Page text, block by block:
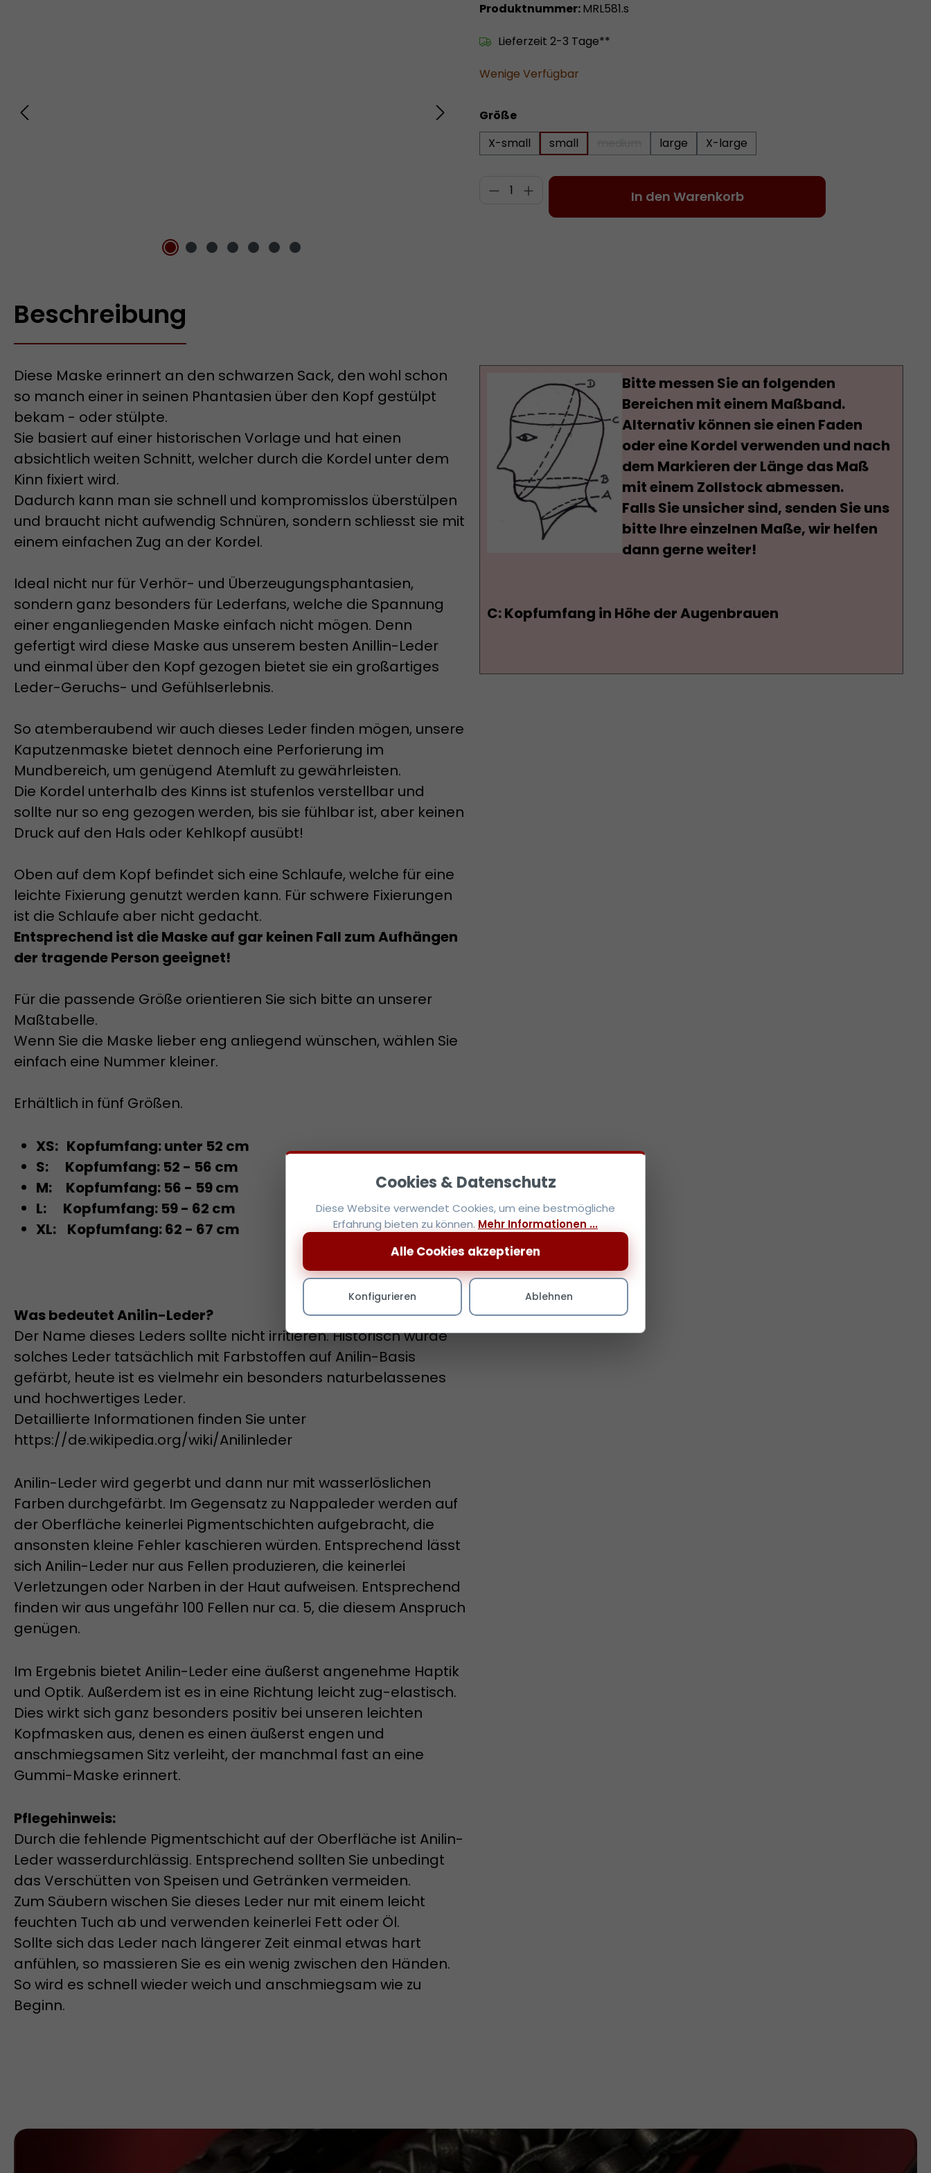
Produktnummer:MRL581.s
Lieferzeit 2-3 Tage**
Wenige Verfügbar
Größeauswählen
X-small
small
(Diese Option ist zurzeit nicht verfügbar.)
large X-large
Produkt Anzahl: Gib den gewünschten Wert ein oder
In den Warenkorb
Beschreibung
Diese Maske erinnert an den schwarzen Sack, den wohl schon
so manch einer in seinen Phantasien über den Kopf gestülpt
bekam - oder stülpte.
Sie basiert auf einer historischen Vorlage und hat einen
absichtlich weiten Schnitt, welcher durch die Kordel unter dem
Kinn fixiert wird.
Dadurch kann man sie schnell und kompromisslos überstülpen
und braucht nicht aufwendig Schnüren, sondern schliesst sie mit
einem einfachen Zug an der Kordel.
Ideal nicht nur für Verhör- und Überzeugungsphantasien,
sondern ganz besonders für Lederfans, welche die Spannung
einer enganliegenden Maske einfach nicht mögen. Denn
gefertigt wird diese Maske aus unserem besten Anillin-Leder
und einmal über den Kopf gezogen bietet sie ein großartiges
Leder-Geruchs- und Gefühlserlebnis.
So atemberaubend wir auch dieses Leder finden mögen, unsere
Kaputzenmaske bietet dennoch eine Perforierung im
Mundbereich, um genügend Atemluft zu gewährleisten.
Die Kordel unterhalb des Kinns ist stufenlos verstellbar und
sollte nur so eng gezogen werden, bis sie fühlbar ist, aber keinen
Druck auf den Hals oder Kehlkopf ausübt!
Oben auf dem Kopf befindet sich eine Schlaufe, welche für eine
leichte Fixierung genutzt werden kann. Für schwere Fixierungen
ist die Schlaufe aber nicht gedacht.
Entsprechend ist die Maske auf gar keinen Fall zum Aufhängen
der tragende Person geeignet!
Für die passende Größe orientieren Sie sich bitte an unserer
Maßtabelle.
Wenn Sie die Maske lieber eng anliegend wünschen, wählen Sie
einfach eine Nummer kleiner.
Erhältlich in fünf Größen.
XS: Kopfumfang: unter 52 cm
S: Kopfumfang: 52 - 56 cm
M: Kopfumfang: 56 - 59 cm
L: Kopfumfang: 59 - 62 cm
XL: Kopfumfang: 62 - 67 cm
Was bedeutet Anilin-Leder?
Der Name dieses Leders sollte nicht irritieren. Historisch wurde
solches Leder tatsächlich mit Farbstoffen auf Anilin-Basis
gefärbt, heute ist es vielmehr ein besonders naturbelassenes
und hochwertiges Leder.
Detaillierte Informationen finden Sie unter
https://de.wikipedia.org/wiki/Anilinleder
Anilin-Leder wird gegerbt und dann nur mit wasserlöslichen
Farben durchgefärbt. Im Gegensatz zu Nappaleder werden auf
der Oberfläche keinerlei Pigmentschichten aufgebracht, die
ansonsten kleine Fehler kaschieren würden. Entsprechend lässt
sich Anilin-Leder nur aus Fellen produzieren, die keinerlei
Verletzungen oder Narben in der Haut aufweisen. Entsprechend
finden wir aus ungefähr 100 Fellen nur ca. 5, die diesem Anspruch
genügen.
Im Ergebnis bietet Anilin-Leder eine äußerst angenehme Haptik
und Optik. Außerdem ist es in eine Richtung leicht zug-elastisch.
Dies wirkt sich ganz besonders positiv bei unseren leichten
Kopfmasken aus, denen es einen äußerst engen und
anschmiegsamen Sitz verleiht, der manchmal fast an eine
Gummi-Maske erinnert.
Pflegehinweis:
Durch die fehlende Pigmentschicht auf der Oberfläche ist Anilin-
Leder wasserdurchlässig. Entsprechend sollten Sie unbedingt
das Verschütten von Speisen und Getränken vermeiden.
Zum Säubern wischen Sie dieses Leder nur mit einem leicht
feuchten Tuch ab und verwenden keinerlei Fett oder Öl.
Sollte sich das Leder nach längerer Zeit einmal etwas hart
anfühlen, so massieren Sie es ein wenig zwischen den Händen.
So wird es schnell wieder weich und anschmiegsam wie zu
Beginn.
Bitte messen Sie an folgenden
Bereichen mit einem Maßband.
Alternativ können sie einen Faden
oder eine Kordel verwenden und nach
dem Markieren der Länge das Maß
mit einem Zollstock abmessen.
Falls Sie unsicher sind, senden Sie uns
bitte Ihre einzelnen Maße, wir helfen
dann gerne weiter!
C: Kopfumfang in Höhe der Augenbrauen
Diese Website verwendet Cookies, um eine bestmögliche
Erfahrung bieten zu können. Mehr Informationen ...
Ablehnen
Konfigurieren
Alle Cookies akzeptieren